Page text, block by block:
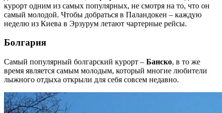
курорт одним из самых популярных, не смотря на то, что он
самый молодой. Чтобы добраться в Паландокен – каждую
неделю из Киева в Эрзурум летают чартерные рейсы.
Болгария
Самый популярный болгарский курорт – Банско, в то же
время является самым молодым, который многие любители
лыжного отдыха открыли для себя совсем недавно.